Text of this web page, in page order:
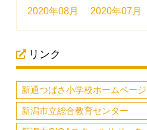
2020年08月
2020年07月
リンク
新通つばさ小学校ホームページ
新潟市立総合教育センター